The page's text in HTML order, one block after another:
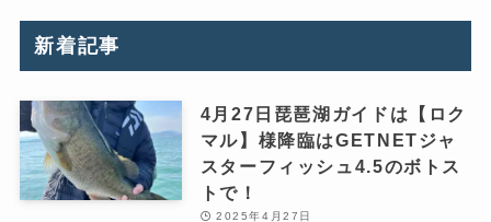
新着記事
4月27日琵琶湖ガイドは【ロク
マル】様降臨はGETNETジャ
スターフィッシュ4.5のボトス
トで！
2025年4月27日